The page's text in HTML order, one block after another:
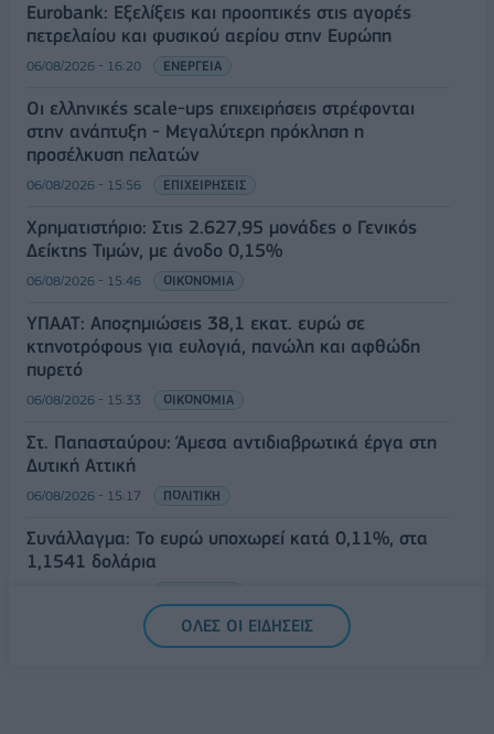
Eurobank: Εξελίξεις και προοπτικές στις αγορές
πετρελαίου και φυσικού αερίου στην Ευρώπη
06/08/2026 - 16:20 ΕΝΕΡΓΕΙΑ
Οι ελληνικές scale-ups επιχειρήσεις στρέφονται
στην ανάπτυξη - Μεγαλύτερη πρόκληση η
προσέλκυση πελατών
06/08/2026 - 15:56 ΕΠΙΧΕΙΡΗΣΕΙΣ
Χρηματιστήριο: Στις 2.627,95 μονάδες ο Γενικός
Δείκτης Τιμών, με άνοδο 0,15%
06/08/2026 - 15:46 ΟΙΚΟΝΟΜΙΑ
ΥΠΑΑΤ: Αποζημιώσεις 38,1 εκατ. ευρώ σε
κτηνοτρόφους για ευλογιά, πανώλη και αφθώδη
πυρετό
06/08/2026 - 15:33 ΟΙΚΟΝΟΜΙΑ
Στ. Παπασταύρου: Άμεσα αντιδιαβρωτικά έργα στη
Δυτική Αττική
06/08/2026 - 15:17 ΠΟΛΙΤΙΚΗ
Συνάλλαγμα: Το ευρώ υποχωρεί κατά 0,11%, στα
1,1541 δολάρια
ΟΛΕΣ ΟΙ ΕΙΔΗΣΕΙΣ